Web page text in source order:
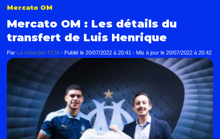
Mercato OM
Mercato OM : Les détails du
transfert de Luis Henrique
Par La rédaction FCM - Publié le 20/07/2022 à 20:41 - Mis à jour le 20/07/2022 à 20:42